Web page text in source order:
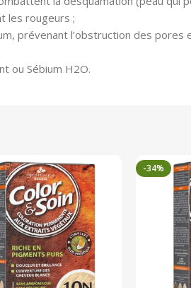
les rougeurs ;
prévenant l’obstruction des pores
ou Sébium H2O.
-34%